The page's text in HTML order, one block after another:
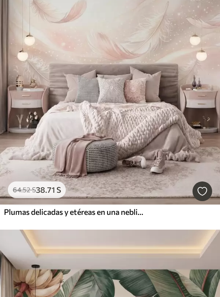
64.52S38.71 S
Plumas delicadas y etéreas en una neblina de color rosa melocotón con destellos